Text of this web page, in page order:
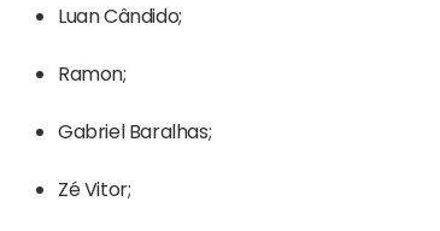
Luan Cândido;
Ramon;
Gabriel Baralhas;
Zé Vitor;